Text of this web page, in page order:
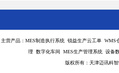
主营产品：MES制造执行系统 锐益生产云工单
理 数字化车间 MES生产管理系统 设备
版权所有：天津迈讯科